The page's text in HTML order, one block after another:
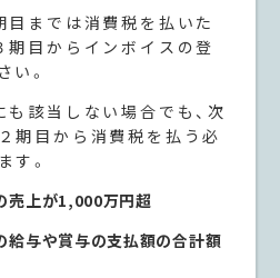
目までは消費税を払いた
期目からインボイスの登
。
該当しない場合でも、次
期目から消費税を払う必
す。
売上が1,000万円超
与や賞与の支払額の合計額